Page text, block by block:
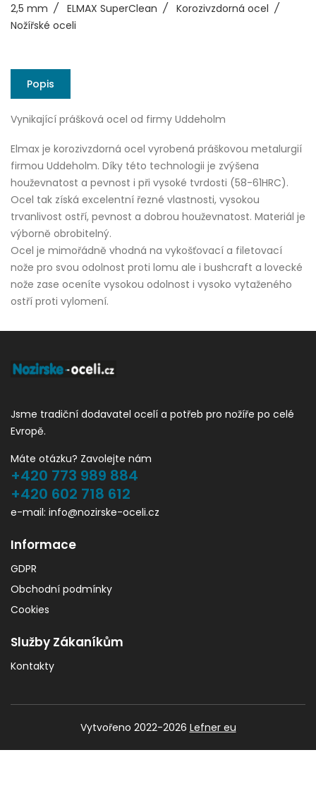
2,5 mm / ELMAX SuperClean / Korozivzdorná ocel /
Nožířské oceli
Popis
Vynikající prášková ocel od firmy Uddeholm
Elmax je korozivzdorná ocel vyrobená práškovou metalurgií
firmou Uddeholm. Díky této technologii je zvýšena
houževnatost a pevnost i při vysoké tvrdosti (58-61HRC).
Ocel tak získá excelentní řezné vlastnosti, vysokou
trvanlivost ostří, pevnost a dobrou houževnatost. Materiál je
výborně obrobitelný.
Ocel je mimořádně vhodná na vykošťovací a filetovací
nože pro svou odolnost proti lomu ale i bushcraft a lovecké
nože zase oceníte vysokou odolnost i vysoko vytaženého
ostří proti vylomení.
Jsme tradiční dodavatel ocelí a potřeb pro nožíře po celé
Evropě.
Máte otázku? Zavolejte nám
+420 773 989 884
+420 602 718 612
e-mail: info@nozirske-oceli.cz
Informace
GDPR
Obchodní podmínky
Cookies
Služby Zákaníkům
Kontakty
Vytvořeno 2022-2026 Lefner eu